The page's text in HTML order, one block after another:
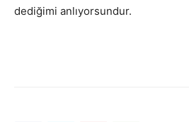
dediğimi anlıyorsundur.